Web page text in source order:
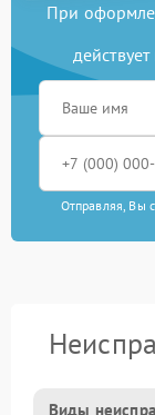
При
Отправляя, Вы
Виды